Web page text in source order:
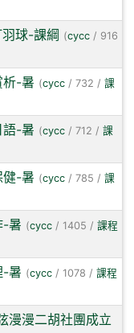
球-課綱 (cycc/ 916
析-暑 (cycc/ 732 / 課
語-暑 (cycc/ 712 / 課
健-暑 (cycc/ 785 / 課
-暑 (cycc/ 1405 / 課程
-暑 (cycc/ 1078 / 課程
漫漫二胡社團成立